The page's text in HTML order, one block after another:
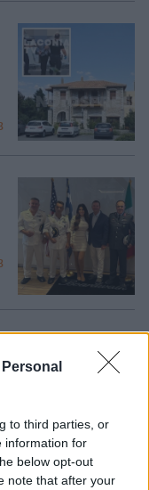
to third parties, or
information for
below opt-out
note that after your